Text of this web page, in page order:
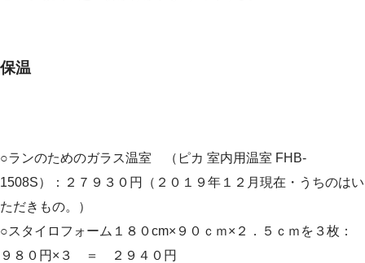
保温
○ランのためのガラス温室 （ピカ 室内用温室 FHB-
1508S）：２７９３０円（２０１９年１２月現在・うちのはい
ただきもの。）
○スタイロフォーム１８０cm×９０ｃｍ×２．５ｃｍを３枚：
９８０円×３ ＝ ２９４０円